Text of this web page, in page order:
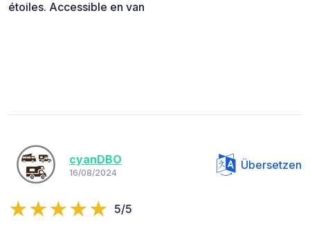
étoiles. Accessible en van
cyanDBO
16/08/2024
Übersetzen
5/5